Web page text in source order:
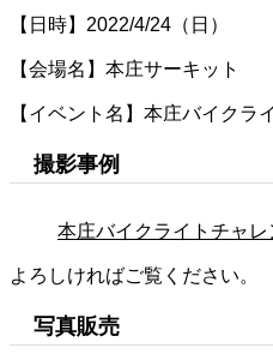
【日時】2022/4/24（日）
【会場名】本庄サーキット
【イベント名】本庄バイクラ
撮影事例
本庄バイクライトチャ
よろしければご覧ください。
写真販売